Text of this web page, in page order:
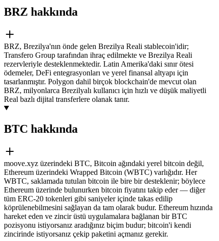
BRZ hakkında
BRZ, Brezilya'nın önde gelen Brezilya Reali stablecoin'idir;
Transfero Group tarafından ihraç edilmekte ve Brezilya Reali
rezervleriyle desteklenmektedir. Latin Amerika'daki sınır ötesi
ödemeler, DeFi entegrasyonları ve yerel finansal altyapı için
tasarlanmıştır. Polygon dahil birçok blockchain'de mevcut olan
BRZ, milyonlarca Brezilyalı kullanıcı için hızlı ve düşük maliyetli
Real bazlı dijital transferlere olanak tanır.
BTC hakkında
moove.xyz üzerindeki BTC, Bitcoin ağındaki yerel bitcoin değil,
Ethereum üzerindeki Wrapped Bitcoin (WBTC) varlığıdır. Her
WBTC, saklamada tutulan bitcoin ile bire bir desteklenir; böylece
Ethereum üzerinde bulunurken bitcoin fiyatını takip eder — diğer
tüm ERC-20 tokenleri gibi saniyeler içinde takas edilip
köprülenebilmesini sağlayan da tam olarak budur. Ethereum hızında
hareket eden ve zincir üstü uygulamalara bağlanan bir BTC
pozisyonu istiyorsanız aradığınız biçim budur; bitcoin'i kendi
zincirinde istiyorsanız çekip paketini açmanız gerekir.